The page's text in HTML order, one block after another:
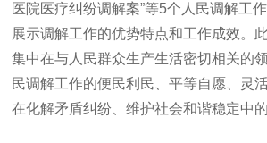
医院医疗纠纷调解案”等5个人民调解工
展示调解工作的优势特点和工作成效。
集中在与人民群众生产生活密切相关的
民调解工作的便民利民、平等自愿、灵
在化解矛盾纠纷、维护社会和谐稳定中